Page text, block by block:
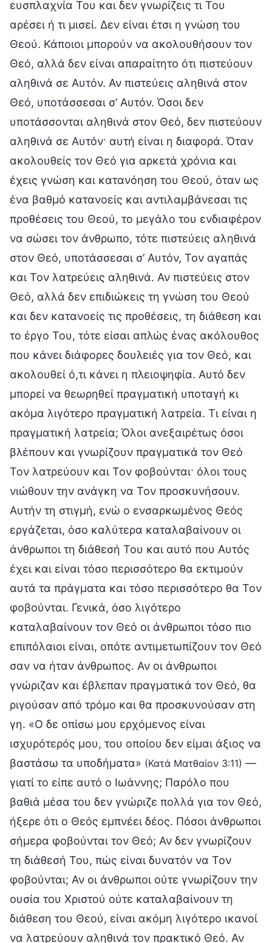
ευσπλαχνία Του και δεν γνωρίζεις τι Του
αρέσει ή τι μισεί. Δεν είναι έτσι η γνώση του
Θεού. Κάποιοι μπορούν να ακολουθήσουν τον
Θεό, αλλά δεν είναι απαραίτητο ότι πιστεύουν
αληθινά σε Αυτόν. Αν πιστεύεις αληθινά στον
Θεό, υποτάσσεσαι σ’ Αυτόν. Όσοι δεν
υποτάσσονται αληθινά στον Θεό, δεν πιστεύουν
αληθινά σε Αυτόν· αυτή είναι η διαφορά. Όταν
ακολουθείς τον Θεό για αρκετά χρόνια και
έχεις γνώση και κατανόηση του Θεού, όταν ως
ένα βαθμό κατανοείς και αντιλαμβάνεσαι τις
προθέσεις του Θεού, το μεγάλο του ενδιαφέρον
να σώσει τον άνθρωπο, τότε πιστεύεις αληθινά
στον Θεό, υποτάσσεσαι σ’ Αυτόν, Τον αγαπάς
και Τον λατρεύεις αληθινά. Αν πιστεύεις στον
Θεό, αλλά δεν επιδιώκεις τη γνώση του Θεού
και δεν κατανοείς τις προθέσεις, τη διάθεση και
το έργο Του, τότε είσαι απλώς ένας ακόλουθος
που κάνει διάφορες δουλειές για τον Θεό, και
ακολουθεί ό,τι κάνει η πλειοψηφία. Αυτό δεν
μπορεί να θεωρηθεί πραγματική υποταγή κι
ακόμα λιγότερο πραγματική λατρεία. Τι είναι η
πραγματική λατρεία; Όλοι ανεξαιρέτως όσοι
βλέπουν και γνωρίζουν πραγματικά τον Θεό
Τον λατρεύουν και Τον φοβούνται· όλοι τους
νιώθουν την ανάγκη να Τον προσκυνήσουν.
Αυτήν τη στιγμή, ενώ ο ενσαρκωμένος Θεός
εργάζεται, όσο καλύτερα καταλαβαίνουν οι
άνθρωποι τη διάθεσή Του και αυτό που Αυτός
έχει και είναι τόσο περισσότερο θα εκτιμούν
αυτά τα πράγματα και τόσο περισσότερο θα Τον
φοβούνται. Γενικά, όσο λιγότερο
καταλαβαίνουν τον Θεό οι άνθρωποι τόσο πιο
επιπόλαιοι είναι, οπότε αντιμετωπίζουν τον Θεό
σαν να ήταν άνθρωπος. Αν οι άνθρωποι
γνώριζαν και έβλεπαν πραγματικά τον Θεό, θα
ριγούσαν από τρόμο και θα προσκυνούσαν στη
γη. «Ο δε οπίσω μου ερχόμενος είναι
ισχυρότερός μου, του οποίου δεν είμαι άξιος να
βαστάσω τα υποδήματα» (Κατά Ματθαίον 3:11) —
γιατί το είπε αυτό ο Ιωάννης; Παρόλο που
βαθιά μέσα του δεν γνώριζε πολλά για τον Θεό,
ήξερε ότι ο Θεός εμπνέει δέος. Πόσοι άνθρωποι
σήμερα φοβούνται τον Θεό; Αν δεν γνωρίζουν
τη διάθεσή Του, πώς είναι δυνατόν να Τον
φοβούνται; Αν οι άνθρωποι ούτε γνωρίζουν την
ουσία του Χριστού ούτε καταλαβαίνουν τη
διάθεση του Θεού, είναι ακόμη λιγότερο ικανοί
να λατρεύουν αληθινά τον πρακτικό Θεό. Αν